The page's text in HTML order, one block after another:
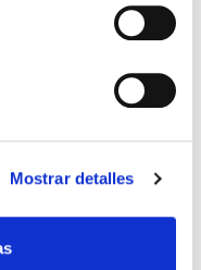
Mostrar detalles
a conectar